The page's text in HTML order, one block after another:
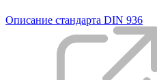
Описание стандарта DIN 936